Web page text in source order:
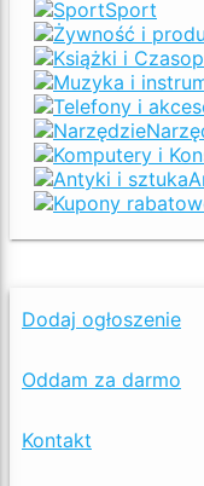
Sport
Dodaj ogłoszenie
Oddam za darmo
Kontakt